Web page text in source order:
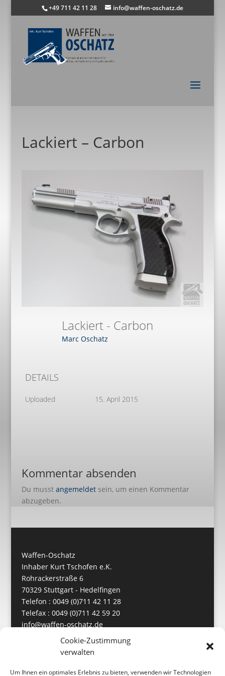
Cookie-Zustimmung
verwalten
Um Ihnen ein optimales Erlebnis zu bieten, verwenden wir Technologien
+49 711 42 11 28 info@waffen-oschatz.de
Lackiert – Carbon
Lackiert - Carbon
Marc Oschatz
DETAILS
Uploaded 15. April 2015
Kommentar absenden
Du musst angemeldetsein, um einen Kommentar
abzugeben.
Waffen-Oschatz
Inhaber Kurt Tschofen e.K.
Rohrackerstraße 6
70329 Stuttgart - Hedelfingen
Telefon : 0049 (0)711 42 11 28
Telefax : 0049 (0)711 42 59 20
info@waffen-oschatz.de
https://www.waffen-oschatz.de